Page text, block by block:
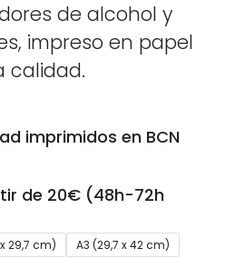
de alcohol y
impreso en papel
calidad.
imprimidos en BCN
de 20€ (48h-72h
29,7 cm) A3 (29,7 x 42 cm)